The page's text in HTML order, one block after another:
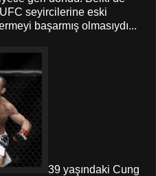
seyircilerine eski
başarmış olmasıydı...
39 yaşındaki Cung